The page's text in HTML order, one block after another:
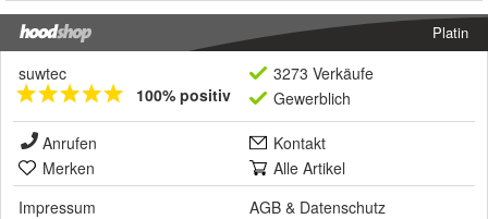
Platin
suwtec
100% positiv
3273 Verkäufe
Gewerblich
Anrufen
Kontakt
Merken
Alle Artikel
Impressum
AGB & Datenschutz